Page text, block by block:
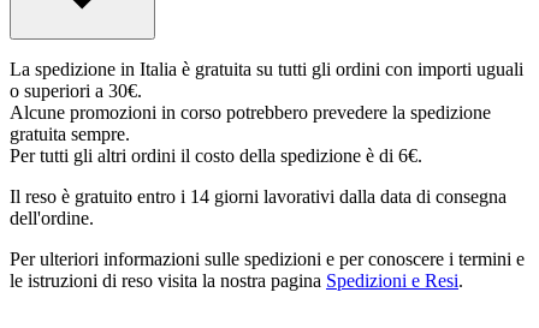
La spedizione in Italia è gratuita su tutti gli ordini con importi uguali
o superiori a 30€.
Alcune promozioni in corso potrebbero prevedere la spedizione
gratuita sempre.
Per tutti gli altri ordini il costo della spedizione è di 6€.
Il reso è gratuito entro i 14 giorni lavorativi dalla data di consegna
dell'ordine.
Per ulteriori informazioni sulle spedizioni e per conoscere i termini e
le istruzioni di reso visita la nostra pagina Spedizioni e Resi.